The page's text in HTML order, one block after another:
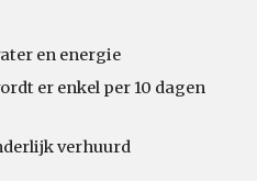
en energie
er enkel per 10 dagen
verhuurd